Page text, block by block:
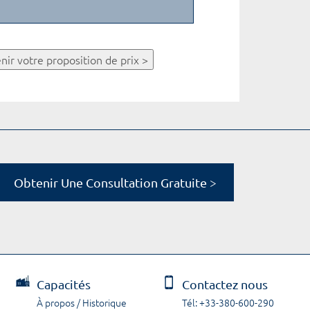
votre proposition de prix >
Obtenir Une Consultation Gratuite >
Capacités
À propos / Historique
Contactez nous
Tél: +33-380-600-290